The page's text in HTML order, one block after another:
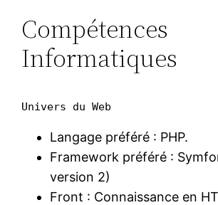
Compétences
Informatiques
Univers du Web
Langage préféré : PHP.
Framework préféré :
version 2)
Front : Connaissance en